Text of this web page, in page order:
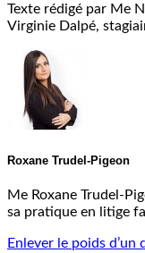
Texte rédigé par Me
Virginie Dalpé,
Roxane Trudel-Pigeon
Me Roxane Trudel-
sa pratique en litige
Enlever le poids